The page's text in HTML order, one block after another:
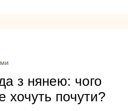
з нянею: чого
хочуть почути?